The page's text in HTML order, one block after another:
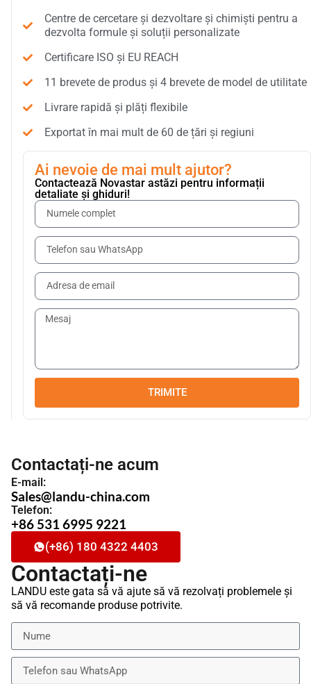
Centre de cercetare și dezvoltare și chimiști pentru a
dezvolta formule și soluții personalizate
Certificare ISO și EU REACH
11 brevete de produs și 4 brevete de model de utilitate
Livrare rapidă și plăți flexibile
Exportat în mai mult de 60 de țări și regiuni
Ai nevoie de mai mult ajutor?
Contactează Novastar astăzi pentru informații
detaliate și ghiduri!
TRIMITE
Contactați-ne acum
E-mail:
Sales@landu-china.com
Telefon:
+86 531 6995 9221
(+86) 180 4322 4403
Contactați-ne
LANDU este gata să vă ajute să vă rezolvați problemele și
să vă recomande produse potrivite.